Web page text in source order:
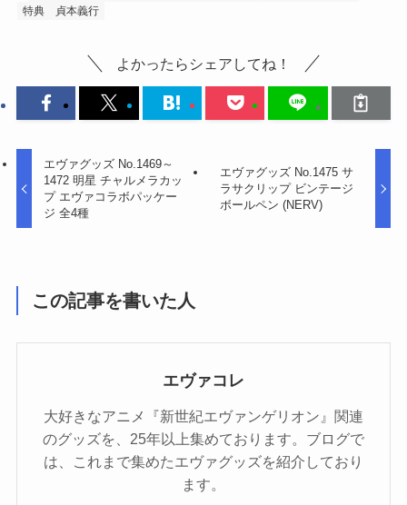
特典
貞本義行
よかったらシェアしてね！
エヴァグッズ No.1469～
1472 明星 チャルメラカッ
プ エヴァコラボパッケー
ジ 全4種
エヴァグッズ No.1475 サ
ラサクリップ ビンテージ
ボールペン (NERV)
この記事を書いた人
エヴァコレ
大好きなアニメ『新世紀エヴァンゲリオン』関連
のグッズを、25年以上集めております。ブログで
は、これまで集めたエヴァグッズを紹介しており
ます。